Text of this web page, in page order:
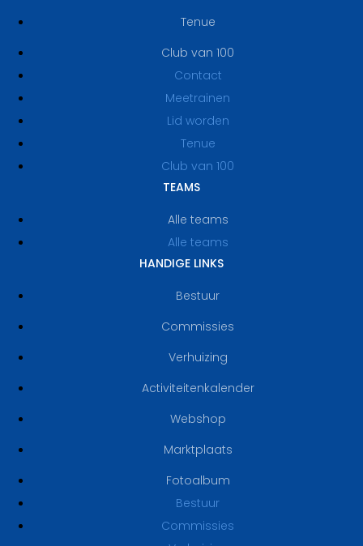
Tenue
Club van 100
Contact
Meetrainen
Lid worden
Tenue
Club van 100
TEAMS
Alle teams
Alle teams
HANDIGE LINKS
Bestuur
Commissies
Verhuizing
Activiteitenkalender
Webshop
Marktplaats
Fotoalbum
Bestuur
Commissies